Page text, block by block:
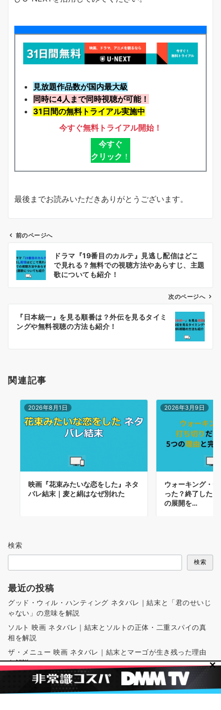
見放題作品数が国内最大級
同時に4人まで同時視聴が可能！
31日間の無料トライアル実施中
今すぐ無料トライアル開始！
今すぐ
クリック ！
最後までお読みいただきありがとうございます。
ン
前のページへ
ドラマ『19番目のカルテ』見逃し配信はどこ
で見れる？無料での視聴方法やあらすじ、主題
歌についても紹介！
次のページへ
『日本統一』を見る順番は？外伝を見るタイミ
ングや無料視聴の方法も紹介！
関連記事
2026年8月1日
映画『花束みたいな恋をした』ネタ
バレ結末｜麦と絹はなぜ別れた
2026年3月9日
ウォーキング・
った？終了した5
の展開を…
検索
検索
最近の投稿
グッド・ウィル・ハンティング ネタバレ｜結末と「君のせいじ
ゃない」の意味を解説
ソルト 映画 ネタバレ｜結末とソルトの正体・二重スパイの真
相を解説
ザ・メニュー 映画 ネタバレ｜結末とマーゴが生き残った理由
を解説
ミッション:インポッシブル3とは？あらすじ・結末とラビット
フットの正体を解説
✕